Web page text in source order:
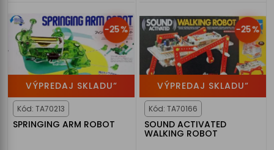
-25%
VÝPREDAJ SKLADU“
Kód: TA70213
SPRINGING ARM ROBOT
-25%
VÝPREDAJ SKLADU“
Kód: TA70166
SOUND ACTIVATED
WALKING ROBOT